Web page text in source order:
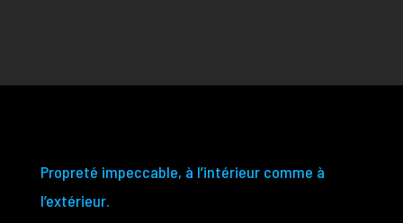
Propreté impeccable, à l’intérieur comme à
l’extérieur.